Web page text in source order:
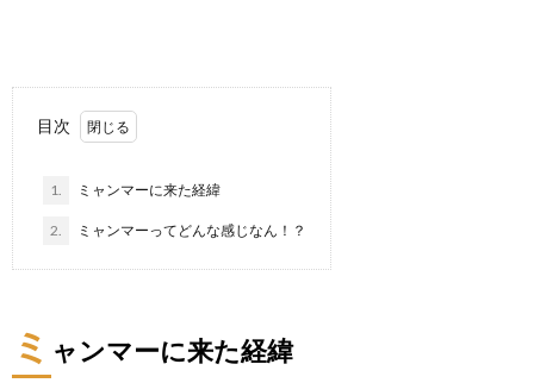
目次
1. ミャンマーに来た経緯
2. ミャンマーってどんな感じなん！？
ミ ャンマーに来た経緯